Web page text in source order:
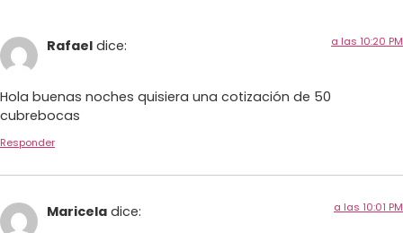
Rafael dice: a las 10:20 PM
Hola buenas noches quisiera una cotización de 50
cubrebocas
Responder
Maricela dice: a las 10:01 PM